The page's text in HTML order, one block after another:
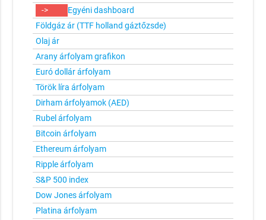
->
Egyéni dashboard
Földgáz ár (TTF holland gáztőzsde)
Olaj ár
Arany árfolyam grafikon
Euró dollár árfolyam
Török líra árfolyam
Dirham árfolyamok (AED)
Rubel árfolyam
Bitcoin árfolyam
Ethereum árfolyam
Ripple árfolyam
S&P 500 index
Dow Jones árfolyam
Platina árfolyam